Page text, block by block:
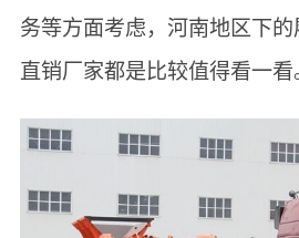
务等方面考虑，河南地区下
直销厂家都是比较值得看一看